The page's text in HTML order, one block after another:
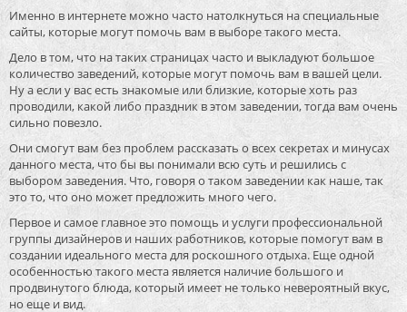
Именно в интернете можно часто натолкнуться на специальные
сайты, которые могут помочь вам в выборе такого места.
Дело в том, что на таких страницах часто и выкладуют большое
количество заведений, которые могут помочь вам в вашей цели.
Ну а если у вас есть знакомые или близкие, которые хоть раз
проводили, какой либо праздник в этом заведении, тогда вам очень
сильно повезло.
Они смогут вам без проблем рассказать о всех секретах и минусах
данного места, что бы вы понимали всю суть и решились с
выбором заведения. Что, говоря о таком заведении как наше, так
это то, что оно может предложить много чего.
Первое и самое главное это помощь и услуги профессиональной
группы дизайнеров и наших работников, которые помогут вам в
создании идеального места для роскошного отдыха. Еще одной
особенностью такого места является наличие большого и
продвинутого блюда, который имеет не только невероятный вкус,
но еще и вид.